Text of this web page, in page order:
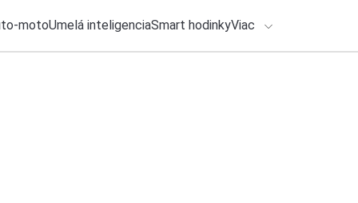
motoUmelá inteligenciaSmart hodinkyViac